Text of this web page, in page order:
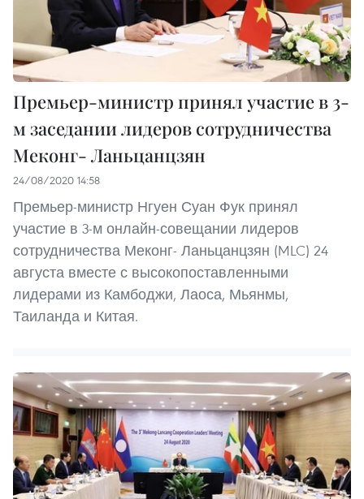
Премьер-министр принял участие в 3-
м заседании лидеров сотрудничества
Меконг- Ланьцанцзян
24/08/2020 14:58
Премьер-министр Нгуен Суан Фук принял
участие в 3-м онлайн-совещании лидеров
сотрудничества Меконг- Ланьцанцзян (MLC) 24
августа вместе с высокопоставленными
лидерами из Камбоджи, Лаоса, Мьянмы,
Таиланда и Китая.